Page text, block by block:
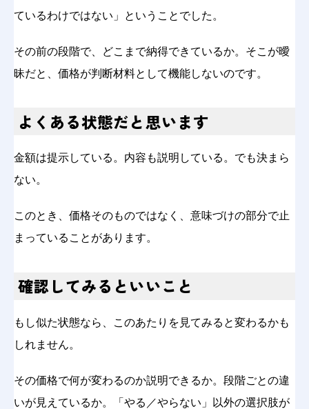
ているわけではない」ということでした。
その前の段階で、どこまで納得できているか。そこが曖
昧だと、価格が判断材料として機能しないのです。
よくある状態だと思います
金額は提示している。内容も説明している。でも決まら
ない。
このとき、価格そのものではなく、意味づけの部分で止
まっていることがあります。
確認してみるといいこと
もし似た状態なら、このあたりを見てみると変わるかも
しれません。
その価格で何が変わるのか説明できるか。段階ごとの違
いが見えているか。「やる／やらない」以外の選択肢が